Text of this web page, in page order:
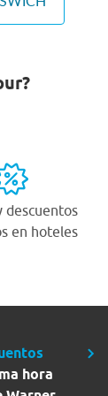
descuentos
en hoteles
hora